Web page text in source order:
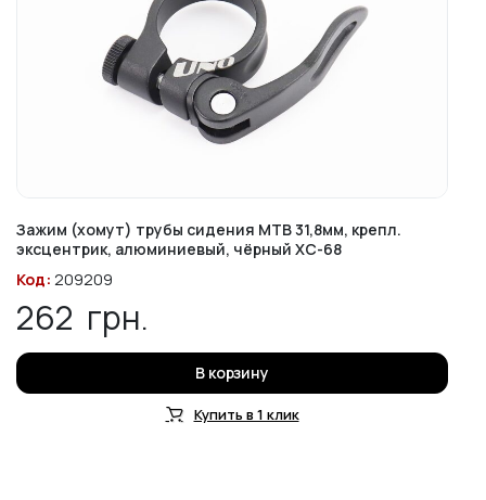
Зажим (хомут) трубы сидения MTB 31,8мм, крепл.
эксцентрик, алюминиевый, чёрный XC-68
Код: 209209
262 грн.
В корзину
Купить в 1 клик